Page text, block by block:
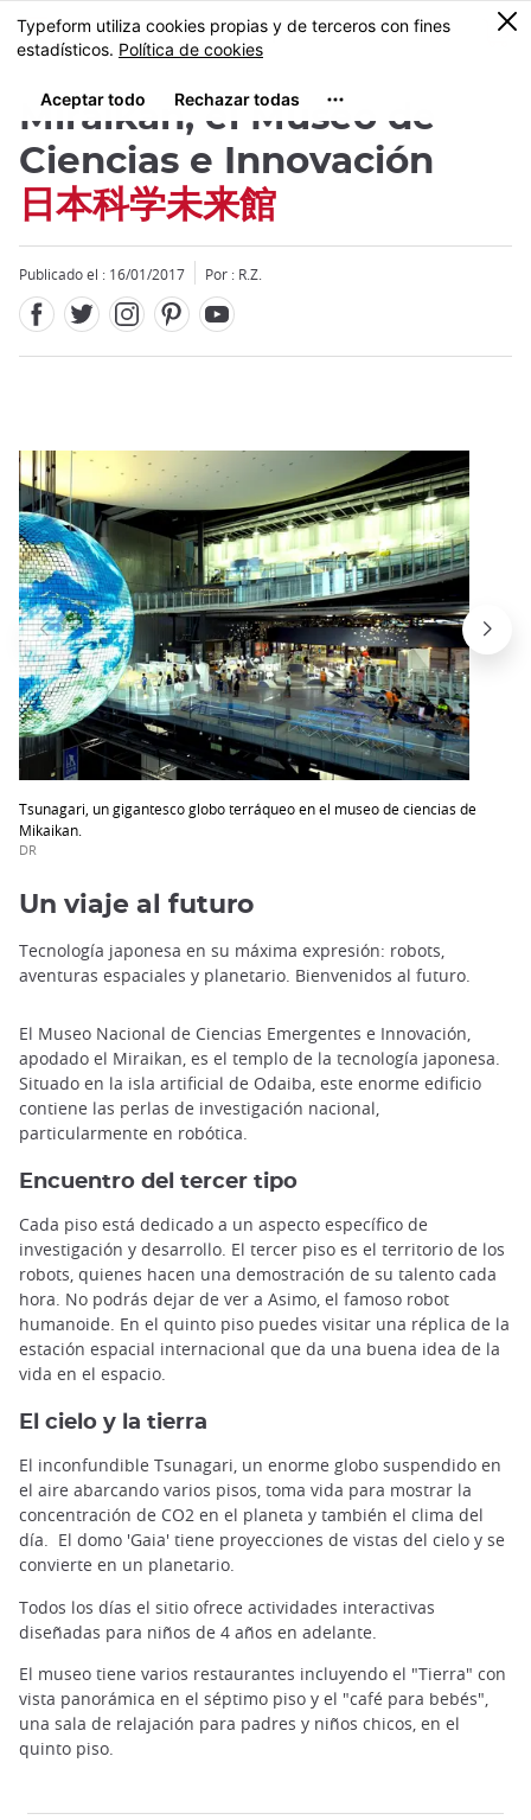
Tamaño
MENU
0
Miraikan, el Museo de
Ciencias e Innovación
日本科学未来館
Publicado el : 16/01/2017 Por : R.Z.
Tsunagari, un gigantesco globo terráqueo en el museo de ciencias de
Mikaikan.
DR
Close
Un viaje al futuro
Tecnología japonesa en su máxima expresión: robots,
aventuras espaciales y planetario. Bienvenidos al futuro.
El Museo Nacional de Ciencias Emergentes e Innovación,
apodado el Miraikan, es el templo de la tecnología japonesa.
Situado en la isla artificial de Odaiba, este enorme edificio
contiene las perlas de investigación nacional,
particularmente en robótica.
Encuentro del tercer tipo
Cada piso está dedicado a un aspecto específico de
investigación y desarrollo. El tercer piso es el territorio de los
robots, quienes hacen una demostración de su talento cada
hora. No podrás dejar de ver a Asimo, el famoso robot
humanoide. En el quinto piso puedes visitar una réplica de la
estación espacial internacional que da una buena idea de la
vida en el espacio.
El cielo y la tierra
El inconfundible Tsunagari, un enorme globo suspendido en
el aire abarcando varios pisos, toma vida para mostrar la
concentración de CO2 en el planeta y también el clima del
día. El domo 'Gaia' tiene proyecciones de vistas del cielo y se
convierte en un planetario.
Todos los días el sitio ofrece actividades interactivas
diseñadas para niños de 4 años en adelante.
El museo tiene varios restaurantes incluyendo el "Tierra" con
vista panorámica en el séptimo piso y el "café para bebés",
una sala de relajación para padres y niños chicos, en el
quinto piso.